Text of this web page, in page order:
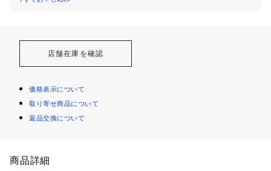
店舗在庫を確認
価格表示について
取り寄せ商品について
返品交換について
商品詳細